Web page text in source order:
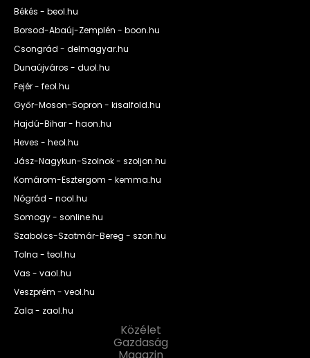
Békés - beol.hu
Borsod-Abaúj-Zemplén - boon.hu
Csongrád - delmagyar.hu
Dunaújváros - duol.hu
Fejér - feol.hu
Győr-Moson-Sopron - kisalfold.hu
Hajdú-Bihar - haon.hu
Heves - heol.hu
Jász-Nagykun-Szolnok - szoljon.hu
Komárom-Esztergom - kemma.hu
Nógrád - nool.hu
Somogy - sonline.hu
Szabolcs-Szatmár-Bereg - szon.hu
Tolna - teol.hu
Vas - vaol.hu
Veszprém - veol.hu
Zala - zaol.hu
Közélet
Gazdaság